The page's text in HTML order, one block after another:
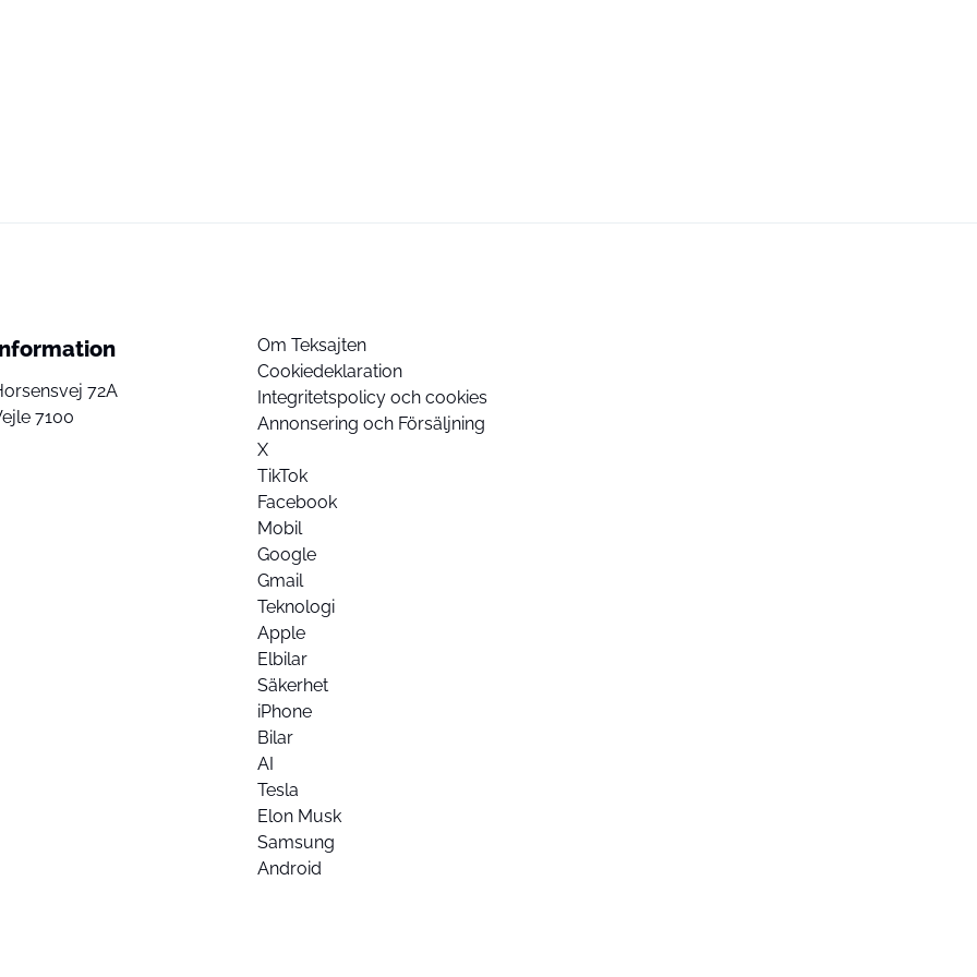
72A
7100
Om Teksajten
Cookiedeklaration
Integritetspolicy och cookies
Annonsering och Försäljning
X
TikTok
Facebook
Mobil
Google
Gmail
Teknologi
Apple
Elbilar
Säkerhet
iPhone
Bilar
AI
Tesla
Elon Musk
Samsung
Android